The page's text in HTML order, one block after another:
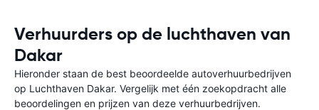
Verhuurders op de luchthaven van
Dakar
Hieronder staan de best beoordeelde autoverhuurbedrijven
op Luchthaven Dakar. Vergelijk met één zoekopdracht alle
beoordelingen en prijzen van deze verhuurbedrijven.